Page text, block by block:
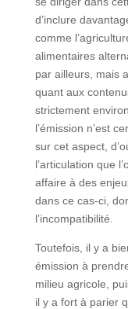
d’inclure
comme
alimentaires
par ailleurs, mais
quant aux
strictement
l’émission n’est
sur cet aspect,
l’articulation que
affaire à des
dans ce cas-ci,
l’incompatibilité.
Toutefois, il y a
émission à
milieu agricole,
il y a fort à parier